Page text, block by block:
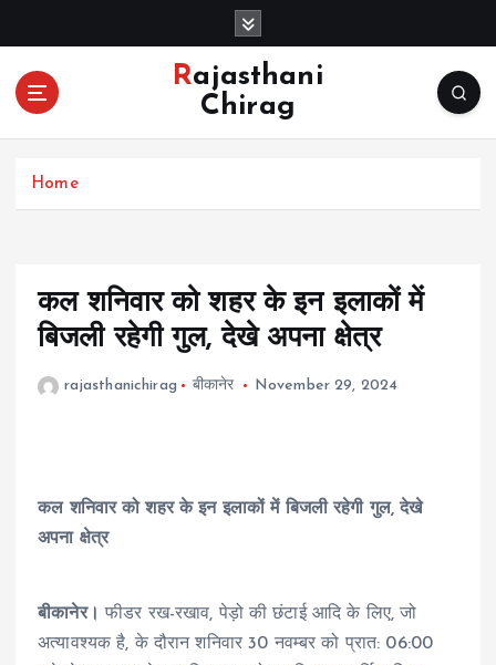
o
Rajasthani
Chirag
Home
कल शनिवार को शहर के इन इलाकों में
बिजली रहेगी गुल, देखे अपना क्षेत्र
rajasthanichirag बीकानेर November 29, 2024
कल शनिवार को शहर के इन इलाकों में बिजली रहेगी गुल, देखे
अपना क्षेत्र
बीकानेर। फीडर रख-रखाव, पेड़ो की छंटाई आदि के लिए, जो
अत्यावश्यक है, के दौरान शनिवार 30 नवम्बर को प्रात: 06:00